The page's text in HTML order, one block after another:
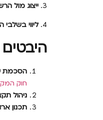
3. ייצוג מול
4. ליווי בשלבי
הסכמת
חוק המקרקעין יש
ניהול
תכנון